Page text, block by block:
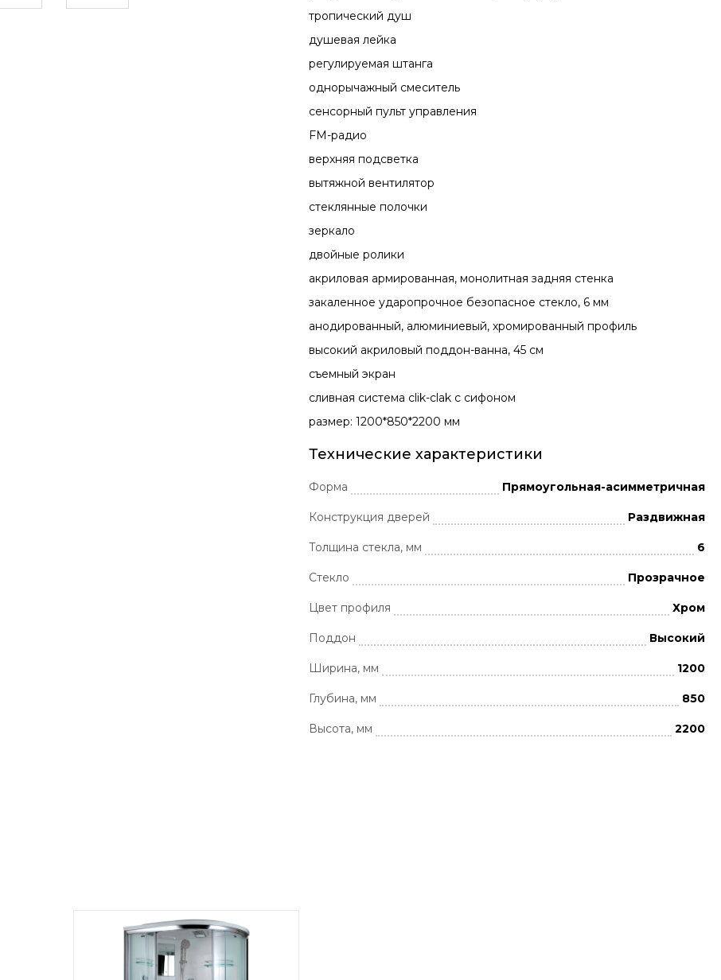
тропический душ
душевая лейка
регулируемая штанга
однорычажный смеситель
сенсорный пульт управления
FM-радио
верхняя подсветка
вытяжной вентилятор
стеклянные полочки
зеркало
двойные ролики
акриловая армированная, монолитная задняя стенка
закаленное ударопрочное безопасное стекло, 6 мм
анодированный, алюминиевый, хромированный профиль
высокий акриловый поддон-ванна, 45 см
съемный экран
сливная система clik-clak с сифоном
размер: 1200*850*2200 мм
Технические характеристики
Форма Прямоугольная-асимметричная
Конструкция дверей Раздвижная
Толщина стекла, мм 6
Стекло Прозрачное
Цвет профиля Хром
Поддон Высокий
Ширина, мм 1200
Глубина, мм 850
Высота, мм 2200